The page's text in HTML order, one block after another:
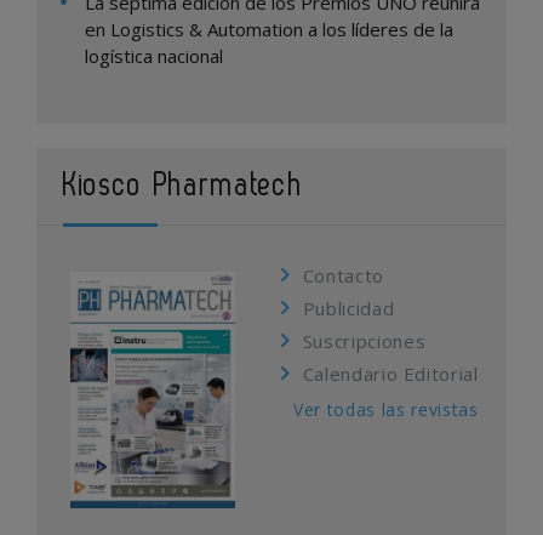
en Logistics & Automation a los líderes de la
logística nacional
Kiosco Pharmatech
Contacto
Publicidad
Suscripciones
Calendario Editorial
Ver todas las revistas